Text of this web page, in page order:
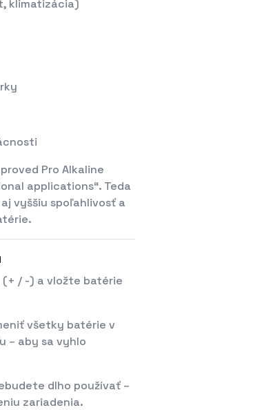
klimatizácia)
Pro Alkaline
applications“. Teda
vyššiu spoľahlivosť a
/ -) a vložte batérie
všetky batérie v
– aby sa vyhlo
dlho používať –
zariadenia.